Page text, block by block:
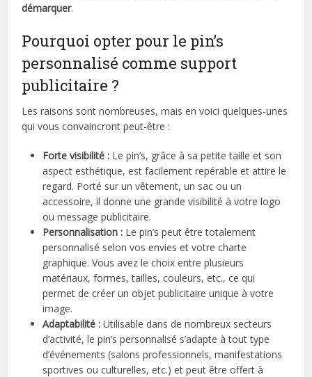
démarquer.
Pourquoi opter pour le pin’s
personnalisé comme support
publicitaire ?
Les raisons sont nombreuses, mais en voici quelques-unes
qui vous convaincront peut-être :
Forte visibilité : Le pin’s, grâce à sa petite taille et son
aspect esthétique, est facilement repérable et attire le
regard. Porté sur un vêtement, un sac ou un
accessoire, il donne une grande visibilité à votre logo
ou message publicitaire.
Personnalisation : Le pin’s peut être totalement
personnalisé selon vos envies et votre charte
graphique. Vous avez le choix entre plusieurs
matériaux, formes, tailles, couleurs, etc., ce qui
permet de créer un objet publicitaire unique à votre
image.
Adaptabilité : Utilisable dans de nombreux secteurs
d’activité, le pin’s personnalisé s’adapte à tout type
d’événements (salons professionnels, manifestations
sportives ou culturelles, etc.) et peut être offert à